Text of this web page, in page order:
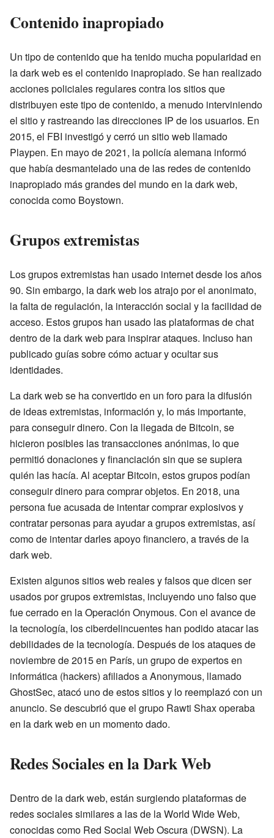
Contenido inapropiado
Un tipo de contenido que ha tenido mucha popularidad en
la dark web es el contenido inapropiado. Se han realizado
acciones policiales regulares contra los sitios que
distribuyen este tipo de contenido, a menudo interviniendo
el sitio y rastreando las direcciones IP de los usuarios. En
2015, el FBI investigó y cerró un sitio web llamado
Playpen. En mayo de 2021, la policía alemana informó
que había desmantelado una de las redes de contenido
inapropiado más grandes del mundo en la dark web,
conocida como Boystown.
Grupos extremistas
Los grupos extremistas han usado internet desde los años
90. Sin embargo, la dark web los atrajo por el anonimato,
la falta de regulación, la interacción social y la facilidad de
acceso. Estos grupos han usado las plataformas de chat
dentro de la dark web para inspirar ataques. Incluso han
publicado guías sobre cómo actuar y ocultar sus
identidades.
La dark web se ha convertido en un foro para la difusión
de ideas extremistas, información y, lo más importante,
para conseguir dinero. Con la llegada de Bitcoin, se
hicieron posibles las transacciones anónimas, lo que
permitió donaciones y financiación sin que se supiera
quién las hacía. Al aceptar Bitcoin, estos grupos podían
conseguir dinero para comprar objetos. En 2018, una
persona fue acusada de intentar comprar explosivos y
contratar personas para ayudar a grupos extremistas, así
como de intentar darles apoyo financiero, a través de la
dark web.
Existen algunos sitios web reales y falsos que dicen ser
usados por grupos extremistas, incluyendo uno falso que
fue cerrado en la Operación Onymous. Con el avance de
la tecnología, los ciberdelincuentes han podido atacar las
debilidades de la tecnología. Después de los ataques de
noviembre de 2015 en París, un grupo de expertos en
informática (hackers) afiliados a Anonymous, llamado
GhostSec, atacó uno de estos sitios y lo reemplazó con un
anuncio. Se descubrió que el grupo Rawti Shax operaba
en la dark web en un momento dado.
Redes Sociales en la Dark Web
Dentro de la dark web, están surgiendo plataformas de
redes sociales similares a las de la World Wide Web,
conocidas como Red Social Web Oscura (DWSN). La